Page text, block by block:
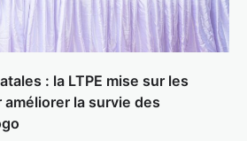
: la LTPE mise sur les
la survie des